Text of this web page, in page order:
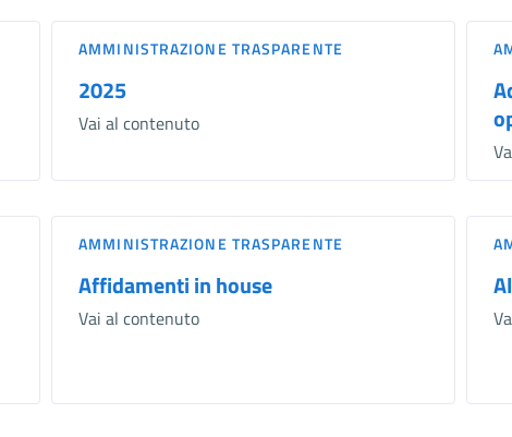
AMMINISTRAZIONE TRASPARENTE
2025
Vai al contenuto
AMMINISTRAZIONE TRASPARENTE
Affidamenti in house
Vai al contenuto